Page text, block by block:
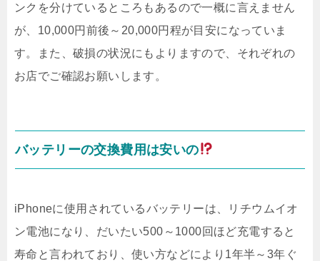
ンクを分けているところもあるので一概に言えません
が、10,000円前後～20,000円程が目安になっていま
す。また、破損の状況にもよりますので、それぞれの
お店でご確認お願いします。
バッテリーの交換費用は安いの
iPhoneに使用されているバッテリーは、リチウムイオ
ン電池になり、だいたい500～1000回ほど充電すると
寿命と言われており、使い方などにより1年半～3年ぐ